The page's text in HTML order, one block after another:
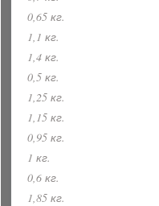
0,65 кг.
1,1 кг.
1,4 кг.
0,5 кг.
1,25 кг.
1,15 кг.
0,95 кг.
1 кг.
0,6 кг.
1,85 кг.